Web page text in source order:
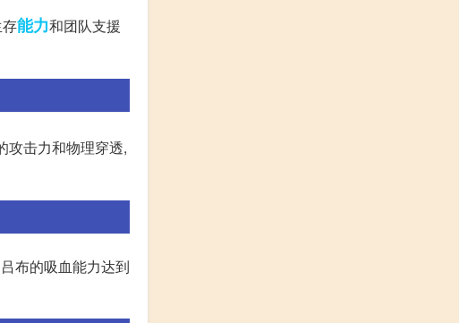
能力和团队支援
攻击力和物理穿透,
布的吸血能力达到